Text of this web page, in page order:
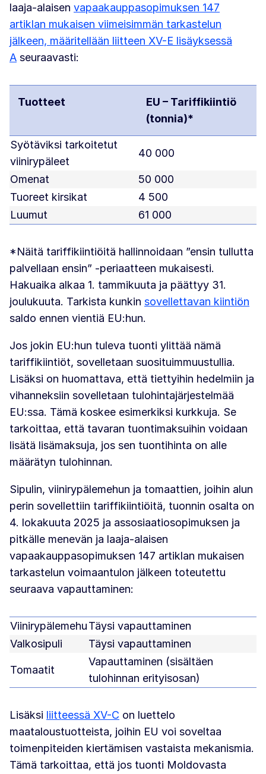
laaja-alaisen vapaakauppasopimuksen 147
artiklan mukaisen viimeisimmän tarkastelun
jälkeen, määritellään liitteen XV-E lisäyksessä
A seuraavasti:
Tuotteet
EU – Tariffikiintiö
(tonnia)*
Syötäviksi tarkoitetut
viinirypäleet
40 000
Omenat
50 000
Tuoreet kirsikat
4 500
Luumut
61 000
*Näitä tariffikiintiöitä hallinnoidaan ”ensin tullutta
palvellaan ensin” -periaatteen mukaisesti.
Hakuaika alkaa 1. tammikuuta ja päättyy 31.
joulukuuta. Tarkista kunkin sovellettavan kiintiön
saldo ennen vientiä EU:hun.
Jos jokin EU:hun tuleva tuonti ylittää nämä
tariffikiintiöt, sovelletaan suosituimmuustullia.
Lisäksi on huomattava, että tiettyihin hedelmiin ja
vihanneksiin sovelletaan tulohintajärjestelmää
EU:ssa. Tämä koskee esimerkiksi kurkkuja. Se
tarkoittaa, että tavaran tuontimaksuihin voidaan
lisätä lisämaksuja, jos sen tuontihinta on alle
määrätyn tulohinnan.
Sipulin, viinirypälemehun ja tomaattien, joihin alun
perin sovellettiin tariffikiintiöitä, tuonnin osalta on
4. lokakuuta 2025 ja assosiaatiosopimuksen ja
pitkälle menevän ja laaja-alaisen
vapaakauppasopimuksen 147 artiklan mukaisen
tarkastelun voimaantulon jälkeen toteutettu
seuraava vapauttaminen:
ViinirypälemehuTäysi vapauttaminen
Valkosipuli
Täysi vapauttaminen
Tomaatit
Vapauttaminen (sisältäen
tulohinnan erityisosan)
Lisäksi liitteessä XV-C on luettelo
maataloustuotteista, joihin EU voi soveltaa
toimenpiteiden kiertämisen vastaista mekanismia.
Tämä tarkoittaa, että jos tuonti Moldovasta